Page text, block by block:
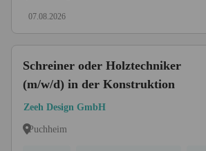
07.08.2026
Schreiner oder Holztechniker
(m/w/d) in der Konstruktion
Zeeh Design GmbH
Puchheim